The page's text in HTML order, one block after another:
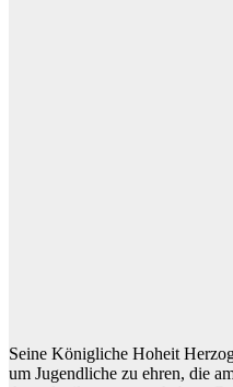
Seine Königliche Hoheit
um Jugendliche zu ehren, die